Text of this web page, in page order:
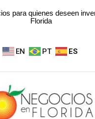
para quienes deseen
Florida
EN PT ES